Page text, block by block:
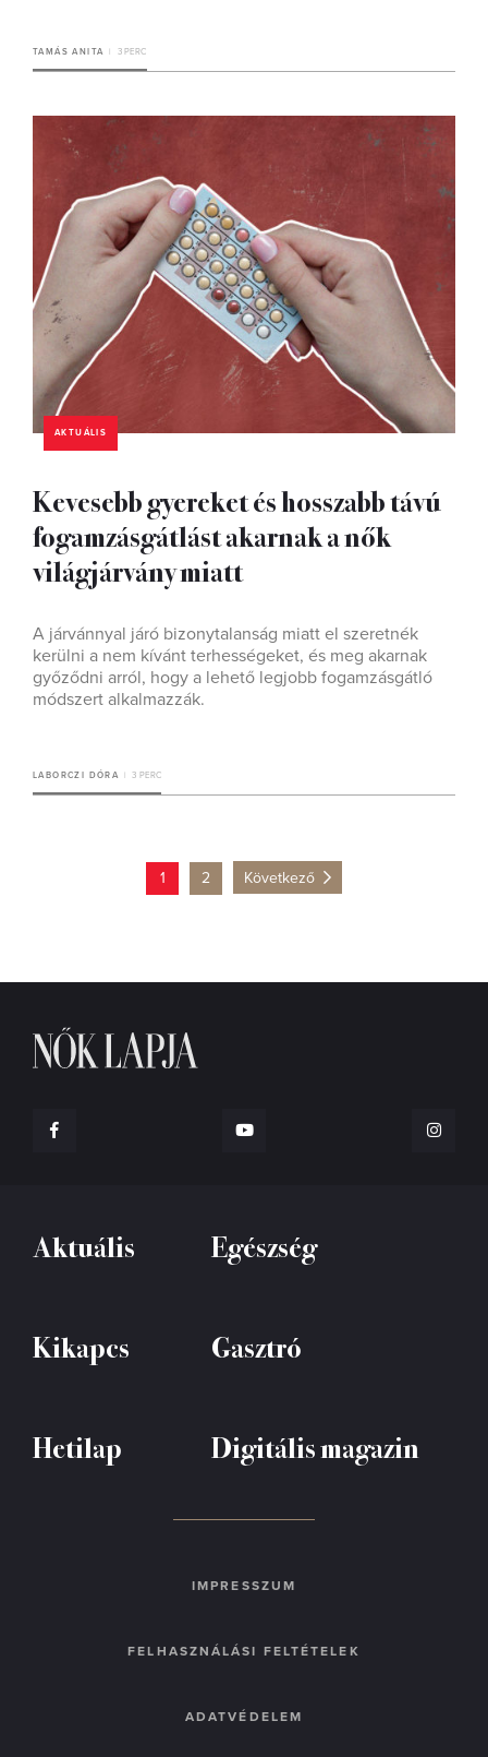
TAMÁS ANITA 3 PERC
AKTUÁLIS
Kevesebb gyereket és hosszabb távú
fogamzásgátlást akarnak a nők
világjárvány miatt
A járvánnyal járó bizonytalanság miatt el szeretnék
kerülni a nem kívánt terhességeket, és meg akarnak
győződni arról, hogy a lehető legjobb fogamzásgátló
módszert alkalmazzák.
LABORCZI DÓRA 3 PERC
1 2 Következő
Aktuális Egészség
Kikapcs Gasztró
Hetilap Digitális magazin
IMPRESSZUM
FELHASZNÁLÁSI FELTÉTELEK
ADATVÉDELEM